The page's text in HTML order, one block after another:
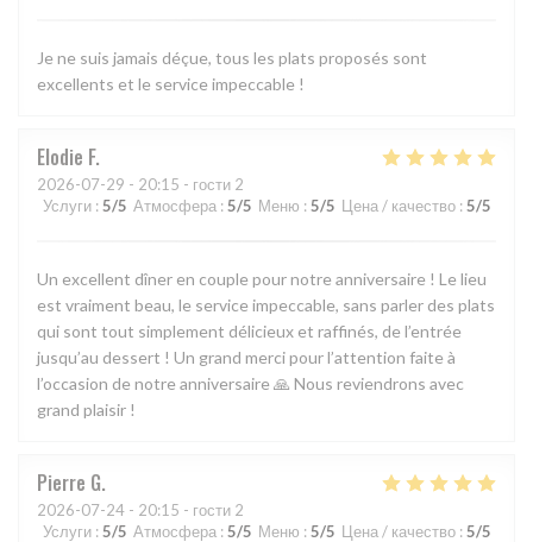
Je ne suis jamais déçue, tous les plats proposés sont
excellents et le service impeccable !
Elodie F
2026-07-29 - 20:15 - гости 2
Услуги : 5/5 Атмосфера : 5/5 Меню : 5/5 Цена / качество : 5/5
Un excellent dîner en couple pour notre anniversaire ! Le lieu
est vraiment beau, le service impeccable, sans parler des plats
qui sont tout simplement délicieux et raffinés, de l’entrée
jusqu’au dessert ! Un grand merci pour l’attention faite à
l’occasion de notre anniversaire 🙏 Nous reviendrons avec
grand plaisir !
Pierre G
2026-07-24 - 20:15 - гости 2
Услуги : 5/5 Атмосфера : 5/5 Меню : 5/5 Цена / качество : 5/5